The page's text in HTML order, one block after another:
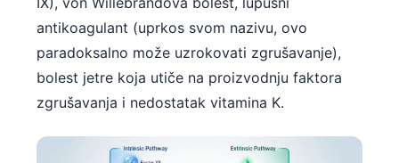
antikoagulant (uprkos svom nazivu, ovo
paradoksalno može uzrokovati zgrušavanje),
bolest jetre koja utiče na proizvodnju faktora
zgrušavanja i nedostatak vitamina K.